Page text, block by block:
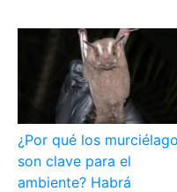
¿Por qué los
son clave para el
ambiente? Habrá